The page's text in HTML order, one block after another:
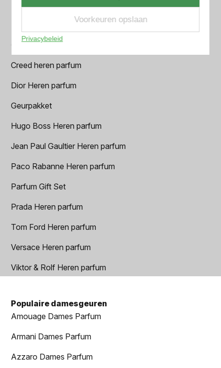
BVLGARI Heren parfum
Chanel Heren parfum
Creed heren parfum
Dior Heren parfum
Geurpakket
Hugo Boss Heren parfum
Jean Paul Gaultier Heren parfum
Paco Rabanne Heren parfum
Parfum Gift Set
Prada Heren parfum
Tom Ford Heren parfum
Versace Heren parfum
Viktor & Rolf Heren parfum
Populaire damesgeuren
Amouage Dames Parfum
Armani Dames Parfum
Azzaro Dames Parfum
Voorkeuren opslaan
Privacybeleid